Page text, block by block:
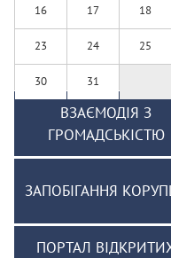
16 17 18
23 24 25
30 31
ВЗАЄМОДІЯ З
ГРОМАДСЬКІСТЮ
ЗАПОБІГАННЯ
ПОРТАЛ